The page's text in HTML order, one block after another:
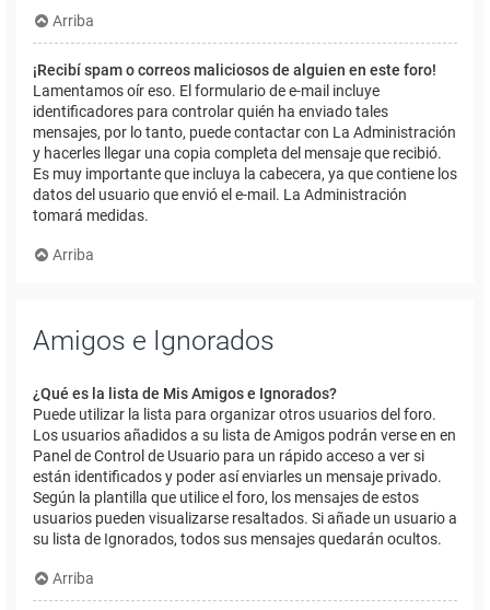
Arriba
¡Recibí spam o correos maliciosos de alguien en este foro!
Lamentamos oír eso. El formulario de e-mail incluye
identificadores para controlar quién ha enviado tales
mensajes, por lo tanto, puede contactar con La Administración
y hacerles llegar una copia completa del mensaje que recibió.
Es muy importante que incluya la cabecera, ya que contiene los
datos del usuario que envió el e-mail. La Administración
tomará medidas.
Arriba
Amigos e Ignorados
¿Qué es la lista de Mis Amigos e Ignorados?
Puede utilizar la lista para organizar otros usuarios del foro.
Los usuarios añadidos a su lista de Amigos podrán verse en en
Panel de Control de Usuario para un rápido acceso a ver si
están identificados y poder así enviarles un mensaje privado.
Según la plantilla que utilice el foro, los mensajes de estos
usuarios pueden visualizarse resaltados. Si añade un usuario a
su lista de Ignorados, todos sus mensajes quedarán ocultos.
Arriba